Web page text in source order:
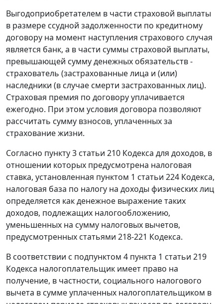
Выгодоприобретателем в части страховой выплаты
в размере ссудной задолженности по кредитному
договору на момент наступления страхового случая
является банк, а в части суммы страховой выплаты,
превышающей сумму денежных обязательств -
страхователь (застрахованные лица и (или)
наследники (в случае смерти застрахованных лиц).
Страховая премия по договору уплачивается
ежегодно. При этом условия договора позволяют
рассчитать сумму взносов, уплаченных за
страхование жизни.
Согласно пункту 3 статьи 210 Кодекса для доходов, в
отношении которых предусмотрена налоговая
ставка, установленная пунктом 1 статьи 224 Кодекса,
налоговая база по налогу на доходы физических лиц
определяется как денежное выражение таких
доходов, подлежащих налогообложению,
уменьшенных на сумму налоговых вычетов,
предусмотренных статьями 218-221 Кодекса.
В соответствии с подпунктом 4 пункта 1 статьи 219
Кодекса налогоплательщик имеет право на
получение, в частности, социального налогового
вычета в сумме уплаченных налогоплательщиком в